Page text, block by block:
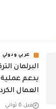
عربي ودولي
‏البرلمان
يدعم
العمال
قبل 6 ثواني